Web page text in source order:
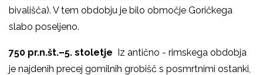
bivališča). V tem obdobju je bilo območje Goričkega
slabo poseljeno.
750 pr.n.št.–5. stoletje Iz antično - rimskega obdobja
je najdenih precej gomilnih grobišč s posmrtnimi ostanki,